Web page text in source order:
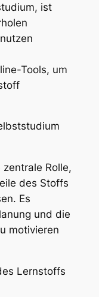
ist
Tools, um
Rolle,
des Stoffs
Es
und die
motivieren
Lernstoffs